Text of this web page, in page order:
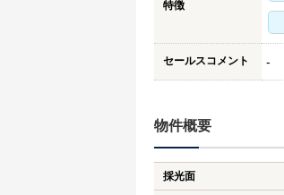
特徴
セールスコメント -
物件概要
採光面